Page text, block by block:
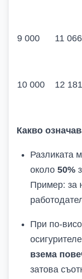
9 000 11 066
10 000 12 181
Какво
Разликата
около 50%
Пример: за
При по-
взема
затова